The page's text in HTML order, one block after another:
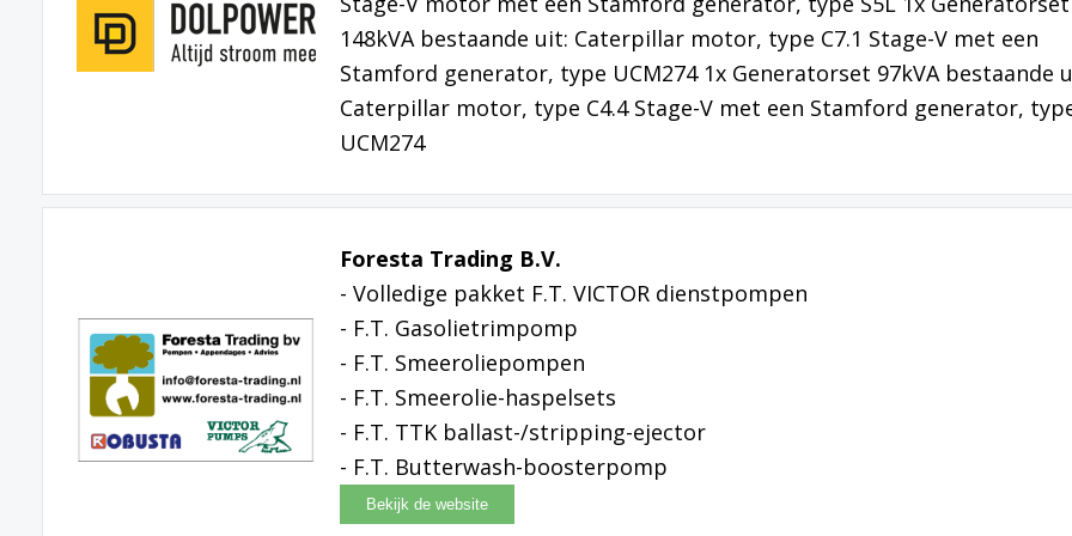
148kVA bestaande uit: Caterpillar motor, type C7.1 Stage-V met een
Stamford generator, type UCM274 1x Generatorset 97kVA bestaande
Caterpillar motor, type C4.4 Stage-V met een Stamford generator,
UCM274
Foresta Trading B.V.
- Volledige pakket F.T. VICTOR dienstpompen
- F.T. Gasolietrimpomp
- F.T. Smeeroliepompen
- F.T. Smeerolie-haspelsets
- F.T. TTK ballast-/stripping-ejector
- F.T. Butterwash-boosterpomp